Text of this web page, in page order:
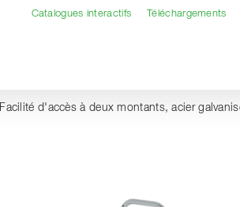
Catalogues interactifs Téléchargements
Facilité d'accès à deux montants, acier